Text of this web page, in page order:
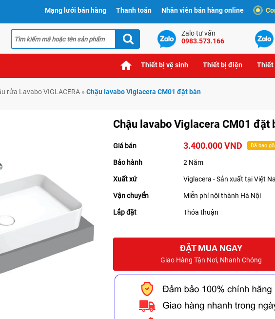
Mạng lưới bán hàng Thanh toán Nhân viên bán hàng online
Zalo tư vấn
0983.573.166
Thiết bị vệ sinh Thiết bị điện Thiết
rửa Lavabo VIGLACERA » Chậu lavabo Viglacera CM01 đặt bàn
Chậu lavabo Viglacera CM01 đặt
Giá bán 3.400.000 VND Đã bao
Bảo hành 2 Năm
Xuất xứ Viglacera - Sản xuất tại Việt
Vận chuyển Miễn phí nội thành Hà Nội
Lắp đặt Thỏa thuận
ĐẶT MUA NGAY
Giao Hàng Tận Nơi, Nhanh Chóng